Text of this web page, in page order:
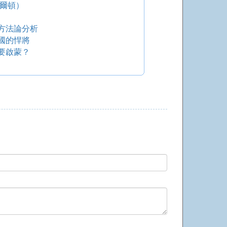
頓）
法論分析
的悍將
啟蒙？